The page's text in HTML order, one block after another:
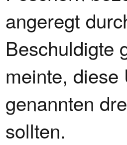
angeregt
Beschuldigte
meinte, diese
genannten
sollten.